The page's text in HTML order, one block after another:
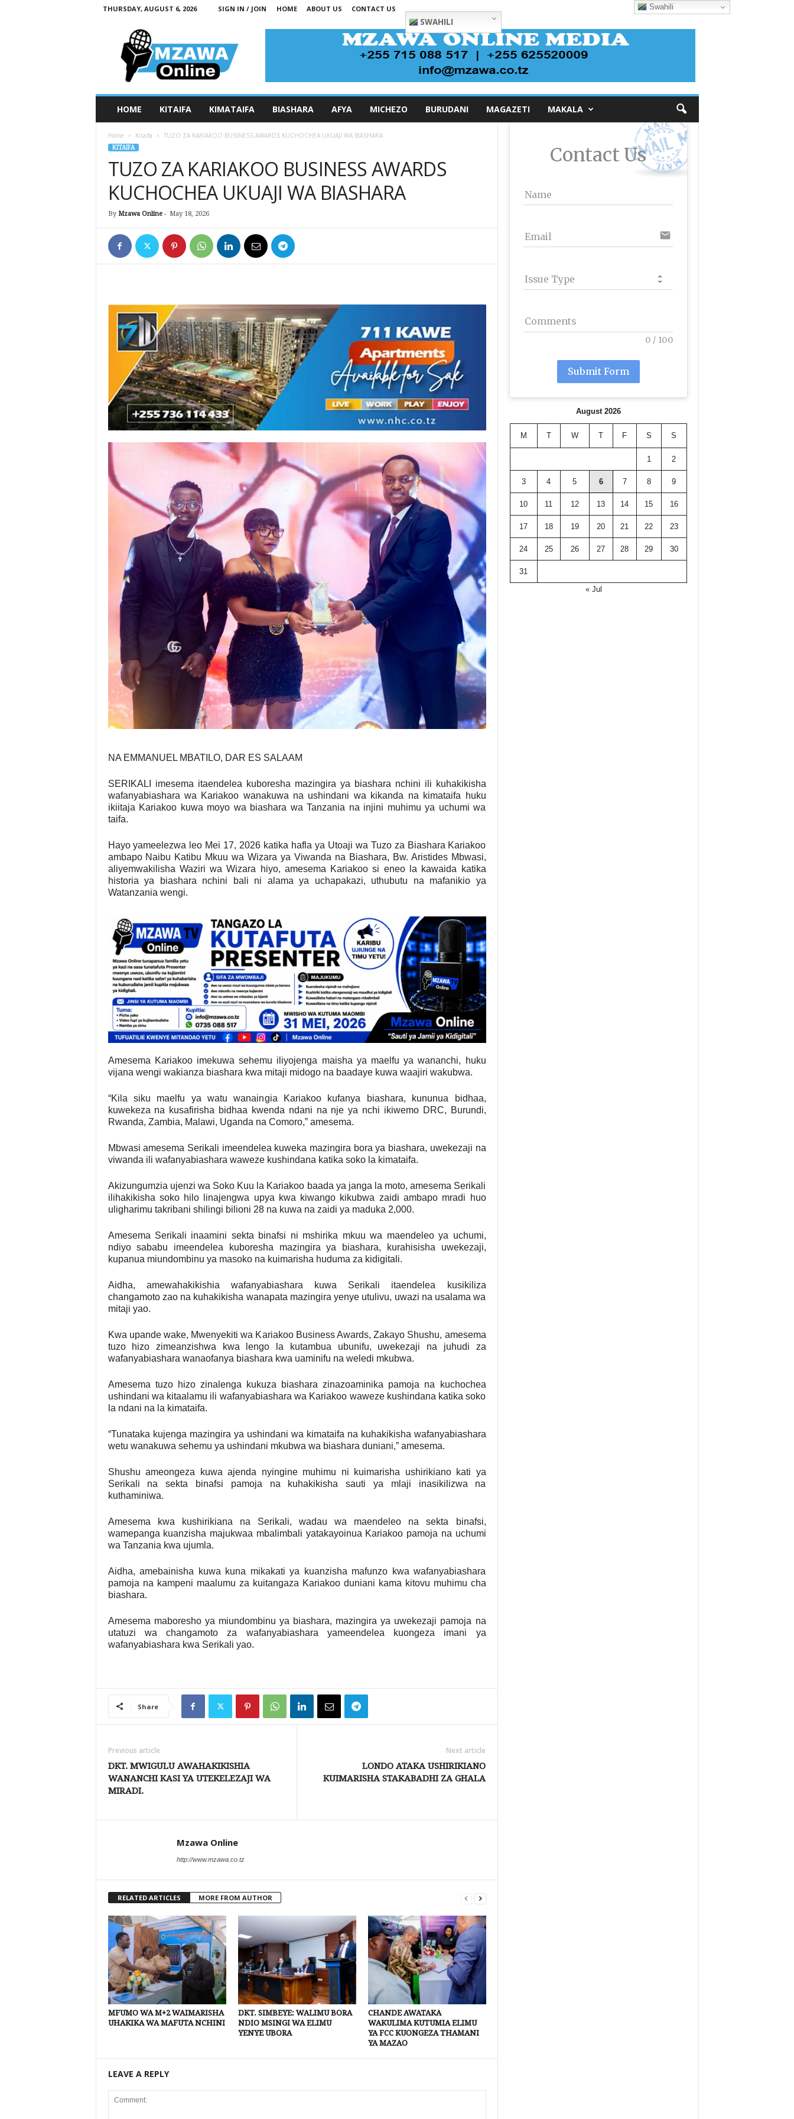
THURSDAY, AUGUST 6, 2026 SIGN IN / JOIN HOME ABOUT US CONTACT US
SWAHILI
HOME KITAIFA KIMATAIFA BIASHARA AFYA MICHEZO BURUDANI MAGAZETI MAKALA
Home Kitaifa TUZO ZA KARIAKOO BUSINESS AWARDS KUCHOCHEA UKUAJI WA BIASHARA
KITAIFA
TUZO ZA KARIAKOO BUSINESS AWARDS
KUCHOCHEA UKUAJI WA BIASHARA
By Mzawa Online- May 18, 2026
NA EMMANUEL MBATILO, DAR ES SALAAM
SERIKALI imesema itaendelea kuboresha mazingira ya biashara nchini ili kuhakikisha
wafanyabiashara wa Kariakoo wanakuwa na ushindani wa kikanda na kimataifa huku
ikiitaja Kariakoo kuwa moyo wa biashara wa Tanzania na injini muhimu ya uchumi wa
taifa.
Hayo yameelezwa leo Mei 17, 2026 katika hafla ya Utoaji wa Tuzo za Biashara Kariakoo
ambapo Naibu Katibu Mkuu wa Wizara ya Viwanda na Biashara, Bw. Aristides Mbwasi,
aliyemwakilisha Waziri wa Wizara hiyo, amesema Kariakoo si eneo la kawaida katika
historia ya biashara nchini bali ni alama ya uchapakazi, uthubutu na mafanikio ya
Watanzania wengi.
Amesema Kariakoo imekuwa sehemu iliyojenga maisha ya maelfu ya wananchi, huku
vijana wengi wakianza biashara kwa mitaji midogo na baadaye kuwa waajiri wakubwa.
“Kila siku maelfu ya watu wanaingia Kariakoo kufanya biashara, kununua bidhaa,
kuwekeza na kusafirisha bidhaa kwenda ndani na nje ya nchi ikiwemo DRC, Burundi,
Rwanda, Zambia, Malawi, Uganda na Comoro,” amesema.
Mbwasi amesema Serikali imeendelea kuweka mazingira bora ya biashara, uwekezaji na
viwanda ili wafanyabiashara waweze kushindana katika soko la kimataifa.
Akizungumzia ujenzi wa Soko Kuu la Kariakoo baada ya janga la moto, amesema Serikali
ilihakikisha soko hilo linajengwa upya kwa kiwango kikubwa zaidi ambapo mradi huo
uligharimu takribani shilingi bilioni 28 na kuwa na zaidi ya maduka 2,000.
Amesema Serikali inaamini sekta binafsi ni mshirika mkuu wa maendeleo ya uchumi,
ndiyo sababu imeendelea kuboresha mazingira ya biashara, kurahisisha uwekezaji,
kupanua miundombinu ya masoko na kuimarisha huduma za kidigitali.
Aidha, amewahakikishia wafanyabiashara kuwa Serikali itaendelea kusikiliza
changamoto zao na kuhakikisha wanapata mazingira yenye utulivu, uwazi na usalama wa
mitaji yao.
Kwa upande wake, Mwenyekiti wa Kariakoo Business Awards, Zakayo Shushu, amesema
tuzo hizo zimeanzishwa kwa lengo la kutambua ubunifu, uwekezaji na juhudi za
wafanyabiashara wanaofanya biashara kwa uaminifu na weledi mkubwa.
Amesema tuzo hizo zinalenga kukuza biashara zinazoaminika pamoja na kuchochea
ushindani wa kitaalamu ili wafanyabiashara wa Kariakoo waweze kushindana katika soko
la ndani na la kimataifa.
“Tunataka kujenga mazingira ya ushindani wa kimataifa na kuhakikisha wafanyabiashara
wetu wanakuwa sehemu ya ushindani mkubwa wa biashara duniani,” amesema.
Shushu ameongeza kuwa ajenda nyingine muhimu ni kuimarisha ushirikiano kati ya
Serikali na sekta binafsi pamoja na kuhakikisha sauti ya mlaji inasikilizwa na
kuthaminiwa.
Amesema kwa kushirikiana na Serikali, wadau wa maendeleo na sekta binafsi,
wamepanga kuanzisha majukwaa mbalimbali yatakayoinua Kariakoo pamoja na uchumi
wa Tanzania kwa ujumla.
Aidha, amebainisha kuwa kuna mikakati ya kuanzisha mafunzo kwa wafanyabiashara
pamoja na kampeni maalumu za kuitangaza Kariakoo duniani kama kitovu muhimu cha
biashara.
Amesema maboresho ya miundombinu ya biashara, mazingira ya uwekezaji pamoja na
utatuzi wa changamoto za wafanyabiashara yameendelea kuongeza imani ya
wafanyabiashara kwa Serikali yao.
Share
Previous article
DKT. MWIGULU AWAHAKIKISHIA
WANANCHI KASI YA UTEKELEZAJI WA
MIRADI.
Next article
LONDO ATAKA USHIRIKIANO
KUIMARISHA STAKABADHI ZA GHALA
Mzawa Online
http://www.mzawa.co.tz
RELATED ARTICLES MORE FROM AUTHOR
MFUMO WA M+2 WAIMARISHA
UHAKIKA WA MAFUTA NCHINI
DKT. SIMBEYE: WALIMU BORA
NDIO MSINGI WA ELIMU
YENYE UBORA
CHANDE AWATAKA
WAKULIMA KUTUMIA ELIMU
YA FCC KUONGEZA THAMANI
YA MAZAO
LEAVE A REPLY
Contact Us
Name
Email email
Issue Type
Comments
0 / 100
Submit Form
August 2026
M T W T F S S
1 2
3 4 5 6 7 8 9
10 11 12 13 14 15 16
17 18 19 20 21 22 23
24 25 26 27 28 29 30
31
« Jul
Swahili